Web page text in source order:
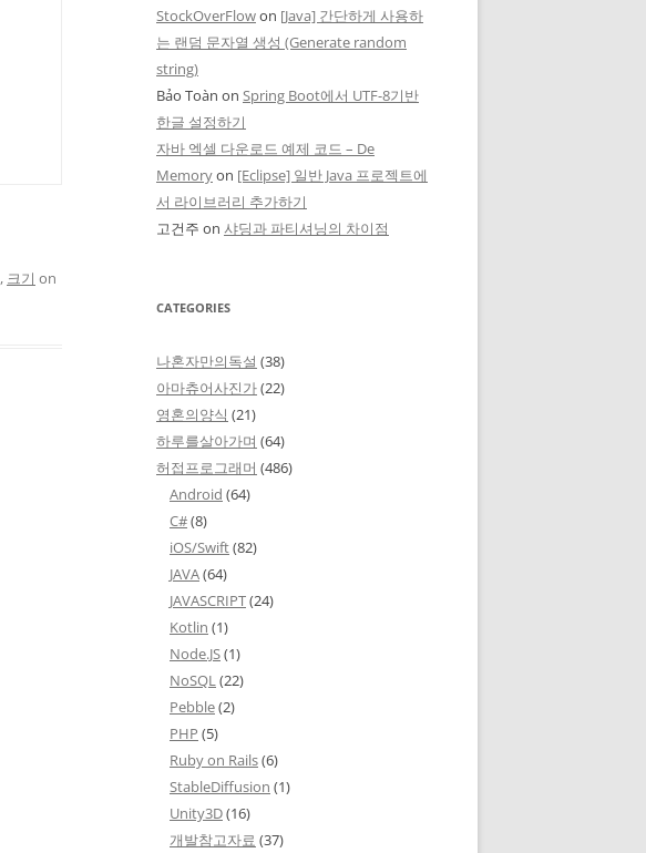
, 크기 on
StockOverFlowon [Java] 간단하게 사용하
는 랜덤 문자열 생성 (Generate random
string)
Bảo Toàn on Spring Boot에서 UTF-8기반
한글 설정하기
자바 엑셀 다운로드 예제 코드 – De
Memoryon [Eclipse] 일반 Java 프로젝트에
서 라이브러리 추가하기
고건주 on 샤딩과 파티셔닝의 차이점
CATEGORIES
나혼자만의독설 (38)
아마츄어사진가(22)
영혼의양식 (21)
하루를살아가며 (64)
허접프로그래머 (486)
Android (64)
C#(8)
iOS/Swift(82)
JAVA(64)
JAVASCRIPT(24)
Kotlin (1)
Node.JS(1)
NoSQL(22)
Pebble(2)
PHP (5)
Ruby on Rails(6)
StableDiffusion (1)
Unity3D(16)
개발참고자료 (37)